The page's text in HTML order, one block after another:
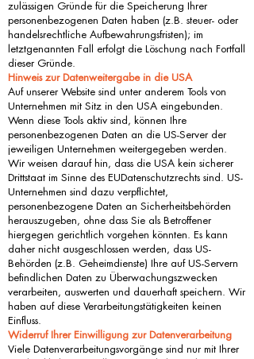
zulässigen Gründe für die Speicherung Ihrer
personenbezogenen Daten haben (z.B. steuer- oder
handelsrechtliche Aufbewahrungsfristen); im
letztgenannten Fall erfolgt die Löschung nach Fortfall
dieser Gründe.
Hinweis zur Datenweitergabe in die USA
Auf unserer Website sind unter anderem Tools von
Unternehmen mit Sitz in den USA eingebunden.
Wenn diese Tools aktiv sind, können Ihre
personenbezogenen Daten an die US-Server der
jeweiligen Unternehmen weitergegeben werden.
Wir weisen darauf hin, dass die USA kein sicherer
Drittstaat im Sinne des EUDatenschutzrechts sind. US-
Unternehmen sind dazu verpflichtet,
personenbezogene Daten an Sicherheitsbehörden
herauszugeben, ohne dass Sie als Betroffener
hiergegen gerichtlich vorgehen könnten. Es kann
daher nicht ausgeschlossen werden, dass US-
Behörden (z.B. Geheimdienste) Ihre auf US-Servern
befindlichen Daten zu Überwachungszwecken
verarbeiten, auswerten und dauerhaft speichern. Wir
haben auf diese Verarbeitungstätigkeiten keinen
Einfluss.
Widerruf Ihrer Einwilligung zur Datenverarbeitung
Viele Datenverarbeitungsvorgänge sind nur mit Ihrer